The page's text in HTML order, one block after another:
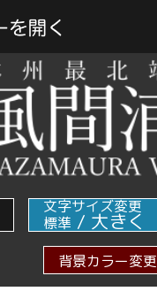
文字サイズ変更
標準 / 大きく
背景カラー変更